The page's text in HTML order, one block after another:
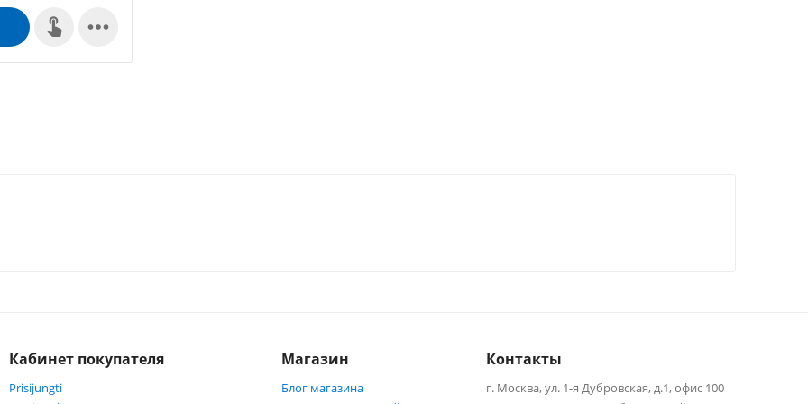

Кабинет покупателя
Prisijungti
Магазин
Блог магазина
Контакты
г. Москва, ул. 1-я Дубровская, д.1, офис 100